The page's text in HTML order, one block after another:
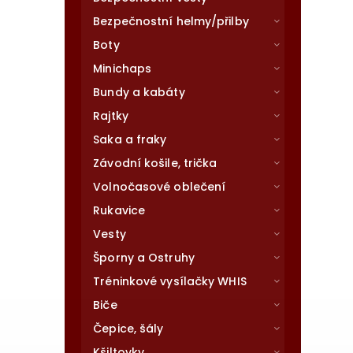
Bezpečnostní helmy/přilby
Boty
Minichaps
Bundy a kabáty
Rajtky
Saka a fraky
Závodní košile, trička
Volnočasové oblečení
Rukavice
Vesty
Šporny a Ostruhy
Tréninkové vysílačky WHIS
Biče
Čepice, šály